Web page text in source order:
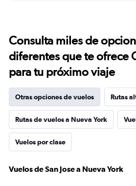
Consulta miles de
diferentes que te ofrece
para tu próximo viaje
Otras opciones de vuelos Rutas
Rutas de vuelos a Nueva York
Vuelos por clase
Vuelos de San Jose a Nueva York